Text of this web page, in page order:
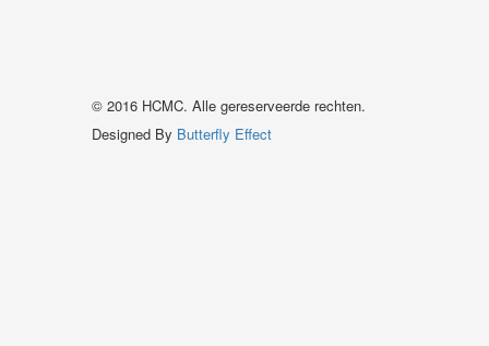
© 2016 HCMC. Alle gereserveerde rechten.
Designed By Butterfly Effect